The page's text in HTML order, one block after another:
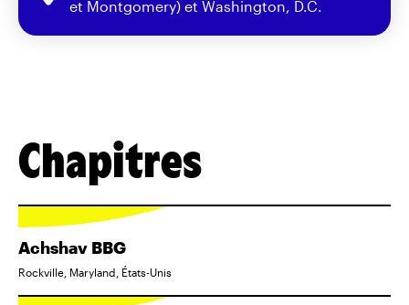
et Montgomery) et Washington, D.C.
Chapitres
Achshav BBG
Rockville, Maryland, États-Unis